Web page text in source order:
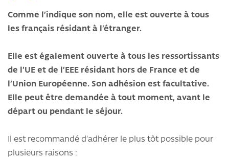
Comme l’indique son nom, elle est ouverte à tous
les français résidant à l’étranger.
Elle est également ouverte à tous les ressortissants
de l’UE et de l’EEE résidant hors de France et de
l’Union Européenne. Son adhésion est facultative.
Elle peut être demandée à tout moment, avant le
départ ou pendant le séjour.
Il est recommandé d’adhérer le plus tôt possible pour
plusieurs raisons :